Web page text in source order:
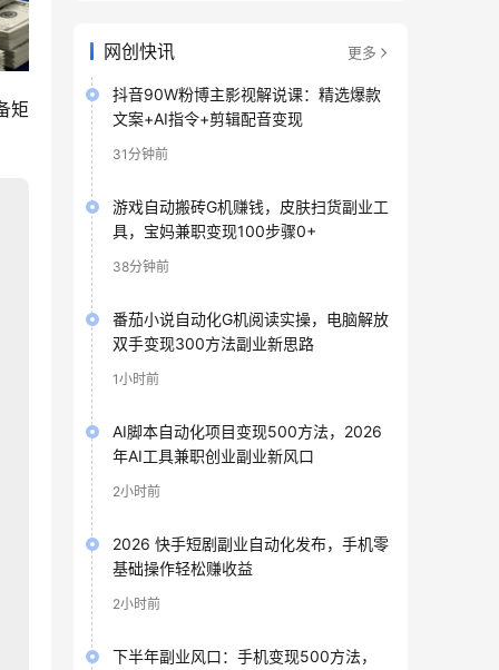
矩
网创快讯 更多
抖音90W粉博主影视解说课：精选爆款
文案+AI指令+剪辑配音变现
31分钟前
游戏自动搬砖G机赚钱，皮肤扫货副业工
具，宝妈兼职变现100步骤0+
38分钟前
番茄小说自动化G机阅读实操，电脑解放
双手变现300方法副业新思路
1小时前
AI脚本自动化项目变现500方法，2026
年AI工具兼职创业副业新风口
2小时前
2026 快手短剧副业自动化发布，手机零
基础操作轻松赚收益
2小时前
下半年副业风口：手机变现500方法，